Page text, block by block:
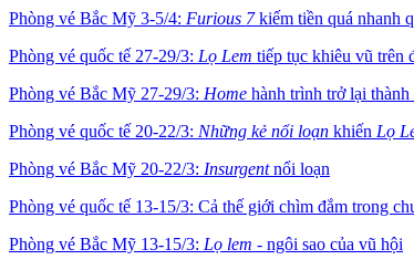
Phòng vé Bắc Mỹ 3-5/4: Furious 7kiếm tiền quá nhanh
Phòng vé quốc tế 27-29/3: Lọ Lem tiếp tục khiêu vũ trên
Phòng vé Bắc Mỹ 27-29/3: Home hành trình trở lại
Phòng vé quốc tế 20-22/3: Những kẻ nổi loạn khiến Lọ
Phòng vé Bắc Mỹ 20-22/3: Insurgentnổi loạn
Phòng vé quốc tế 13-15/3: Cả thế giới chìm đắm trong
Phòng vé Bắc Mỹ 13-15/3: Lọ lem - ngôi sao của vũ hội